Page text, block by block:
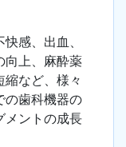
感、出血、
向上、麻酔薬
など、様々
の歯科機器の
メントの成長